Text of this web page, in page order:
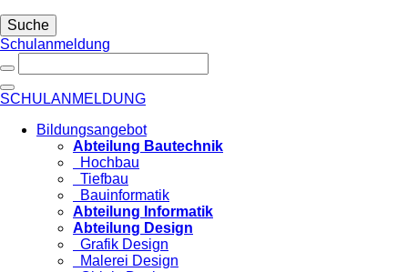
Suche
Schulanmeldung
SCHULANMELDUNG
Bildungsangebot
Abteilung Bautechnik
Hochbau
Tiefbau
Bauinformatik
Abteilung Informatik
Abteilung Design
Grafik Design
Malerei Design